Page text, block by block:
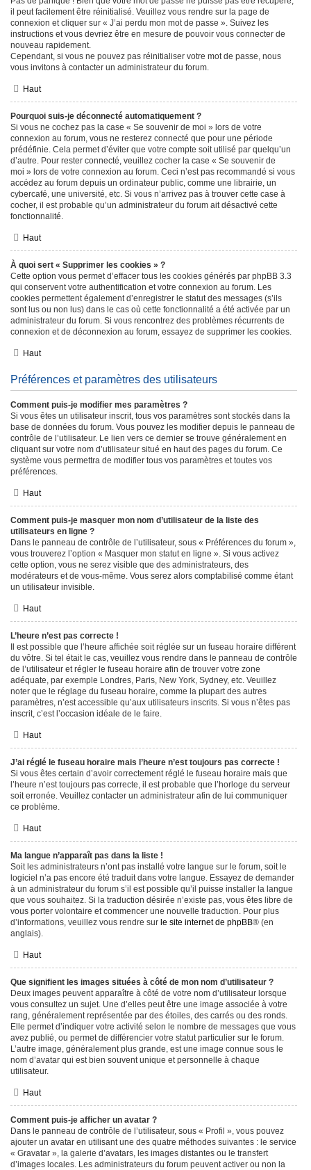
il peut facilement être réinitialisé. Veuillez vous rendre sur la page de
connexion et cliquer sur « J’ai perdu mon mot de passe ». Suivez les
instructions et vous devriez être en mesure de pouvoir vous connecter de
nouveau rapidement.
Cependant, si vous ne pouvez pas réinitialiser votre mot de passe, nous
vous invitons à contacter un administrateur du forum.
Haut
Pourquoi suis-je déconnecté automatiquement ?
Si vous ne cochez pas la case « Se souvenir de moi » lors de votre
connexion au forum, vous ne resterez connecté que pour une période
prédéfinie. Cela permet d’éviter que votre compte soit utilisé par quelqu’un
d’autre. Pour rester connecté, veuillez cocher la case « Se souvenir de
moi » lors de votre connexion au forum. Ceci n’est pas recommandé si vous
accédez au forum depuis un ordinateur public, comme une librairie, un
cybercafé, une université, etc. Si vous n’arrivez pas à trouver cette case à
cocher, il est probable qu’un administrateur du forum ait désactivé cette
fonctionnalité.
Haut
À quoi sert « Supprimer les cookies » ?
Cette option vous permet d’effacer tous les cookies générés par phpBB 3.3
qui conservent votre authentification et votre connexion au forum. Les
cookies permettent également d’enregistrer le statut des messages (s’ils
sont lus ou non lus) dans le cas où cette fonctionnalité a été activée par un
administrateur du forum. Si vous rencontrez des problèmes récurrents de
connexion et de déconnexion au forum, essayez de supprimer les cookies.
Haut
Préférences et paramètres des utilisateurs
Comment puis-je modifier mes paramètres ?
Si vous êtes un utilisateur inscrit, tous vos paramètres sont stockés dans la
base de données du forum. Vous pouvez les modifier depuis le panneau de
contrôle de l’utilisateur. Le lien vers ce dernier se trouve généralement en
cliquant sur votre nom d’utilisateur situé en haut des pages du forum. Ce
système vous permettra de modifier tous vos paramètres et toutes vos
préférences.
Haut
Comment puis-je masquer mon nom d’utilisateur de la liste des
utilisateurs en ligne ?
Dans le panneau de contrôle de l’utilisateur, sous « Préférences du forum »,
vous trouverez l’option « Masquer mon statut en ligne ». Si vous activez
cette option, vous ne serez visible que des administrateurs, des
modérateurs et de vous-même. Vous serez alors comptabilisé comme étant
un utilisateur invisible.
Haut
L’heure n’est pas correcte !
Il est possible que l’heure affichée soit réglée sur un fuseau horaire différent
du vôtre. Si tel était le cas, veuillez vous rendre dans le panneau de contrôle
de l’utilisateur et régler le fuseau horaire afin de trouver votre zone
adéquate, par exemple Londres, Paris, New York, Sydney, etc. Veuillez
noter que le réglage du fuseau horaire, comme la plupart des autres
paramètres, n’est accessible qu’aux utilisateurs inscrits. Si vous n’êtes pas
inscrit, c’est l’occasion idéale de le faire.
Haut
J’ai réglé le fuseau horaire mais l’heure n’est toujours pas correcte !
Si vous êtes certain d’avoir correctement réglé le fuseau horaire mais que
l’heure n’est toujours pas correcte, il est probable que l’horloge du serveur
soit erronée. Veuillez contacter un administrateur afin de lui communiquer
ce problème.
Haut
Ma langue n’apparaît pas dans la liste !
Soit les administrateurs n’ont pas installé votre langue sur le forum, soit le
logiciel n’a pas encore été traduit dans votre langue. Essayez de demander
à un administrateur du forum s’il est possible qu’il puisse installer la langue
que vous souhaitez. Si la traduction désirée n’existe pas, vous êtes libre de
vous porter volontaire et commencer une nouvelle traduction. Pour plus
d’informations, veuillez vous rendre sur le site internet de phpBB® (en
anglais).
Haut
Que signifient les images situées à côté de mon nom d’utilisateur ?
Deux images peuvent apparaître à côté de votre nom d’utilisateur lorsque
vous consultez un sujet. Une d’elles peut être une image associée à votre
rang, généralement représentée par des étoiles, des carrés ou des ronds.
Elle permet d’indiquer votre activité selon le nombre de messages que vous
avez publié, ou permet de différencier votre statut particulier sur le forum.
L’autre image, généralement plus grande, est une image connue sous le
nom d’avatar qui est bien souvent unique et personnelle à chaque
utilisateur.
Haut
Comment puis-je afficher un avatar ?
Dans le panneau de contrôle de l’utilisateur, sous « Profil », vous pouvez
ajouter un avatar en utilisant une des quatre méthodes suivantes : le service
« Gravatar », la galerie d’avatars, les images distantes ou le transfert
d’images locales. Les administrateurs du forum peuvent activer ou non la